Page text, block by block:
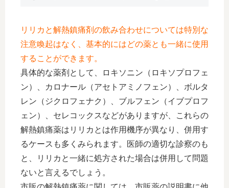
リリカと解熱鎮痛剤の飲み合わせについては特別な
注意喚起はなく、基本的にはどの薬とも一緒に使用
することができます。
具体的な薬剤として、ロキソニン（ロキソプロフェ
ン）、カロナール（アセトアミノフェン）、ボルタ
レン（ジクロフェナク）、ブルフェン（イブプロフ
ェン）、セレコックスなどがありますが、これらの
解熱鎮痛薬はリリカとは作用機序が異なり、併用す
るケースも多くみられます。医師の適切な診察のも
と、リリカと一緒に処方された場合は併用して問題
ないと言えるでしょう。